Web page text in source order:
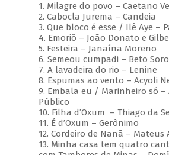
1. Milagre do povo – Caetano
2. Cabocla Jurema – Candeia
3. Que bloco é esse / Ilê Aye –
4. Emoriô – João Donato e
5. Festeira – Janaína Moreno
6. Semeou cumpadi – Beto
7. A lavadeira do rio – Lenine
8. Espumas ao vento – Acyoli
9. Embala eu / Marinheiro só
Público
10. Filha d’Oxum – Thiago da
11. É d’Oxum – Gerônimo
12. Cordeiro de Nanã – Mateus
13. Minha casa tem quatro